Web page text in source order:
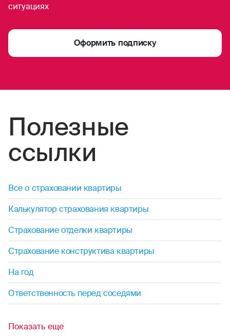
ситуациях
Оформить подписку
Полезные
ссылки
Все о страховании квартиры
Калькулятор страхования квартиры
Страхование отделки квартиры
Страхование конструктива квартиры
На год
Ответственность перед соседями
Показать еще